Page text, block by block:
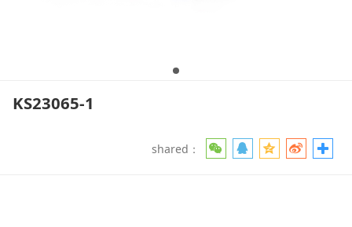
KS23065-1
shared：